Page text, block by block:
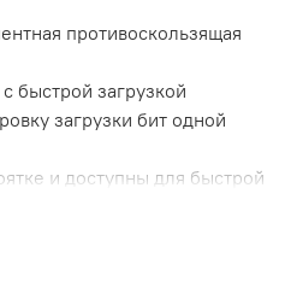
противоскользящая
быстрой загрузкой
загрузки бит одной
и доступны для быстрой